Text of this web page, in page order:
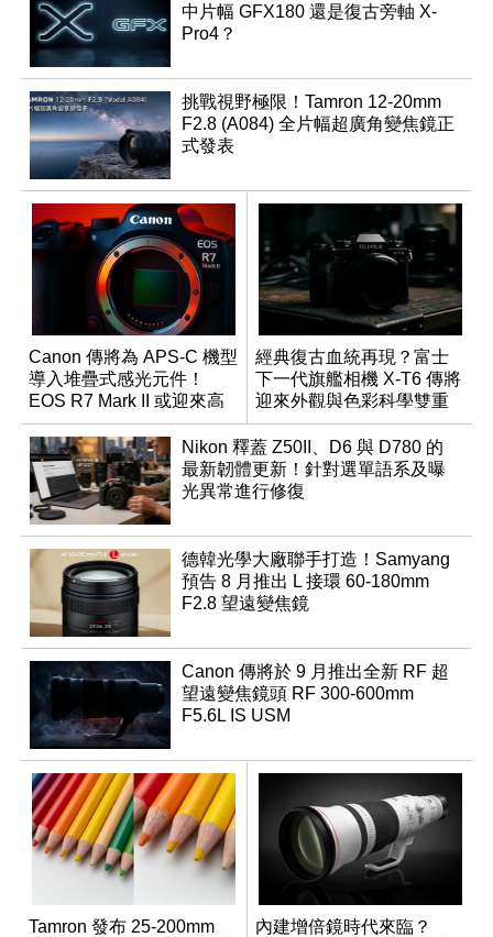
中片幅 GFX180 還是復古旁軸 X-
Pro4？
挑戰視野極限！Tamron 12-20mm
F2.8 (A084) 全片幅超廣角變焦鏡正
式發表
Canon 傳將為 APS-C 機型
導入堆疊式感光元件！
EOS R7 Mark II 或迎來高
速讀出升級
經典復古血統再現？富士
下一代旗艦相機 X-T6 傳將
迎來外觀與色彩科學雙重
優化
Nikon 釋蓋 Z50II、D6 與 D780 的
最新韌體更新！針對選單語系及曝
光異常進行修復
德韓光學大廠聯手打造！Samyang
預告 8 月推出 L 接環 60-180mm
F2.8 望遠變焦鏡
Canon 傳將於 9 月推出全新 RF 超
望遠變焦鏡頭 RF 300-600mm
F5.6L IS USM
Tamron 發布 25-200mm
內建增倍鏡時代來臨？